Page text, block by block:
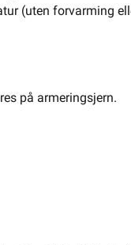
(uten forvarming
på armeringsjern.